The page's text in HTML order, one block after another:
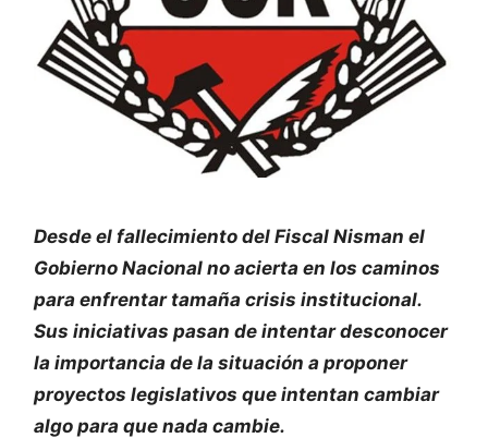
Desde el fallecimiento del Fiscal Nisman el
Gobierno Nacional no acierta en los caminos
para enfrentar tamaña crisis institucional.
Sus iniciativas pasan de intentar desconocer
la importancia de la situación a proponer
proyectos legislativos que intentan cambiar
algo para que nada cambie.